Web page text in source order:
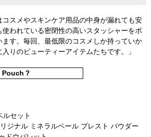
コスメやスキンケア用品の中身が漏れても安
われている密閉性の高いスタッシャーをポ
す。毎回、最低限のコスメしか持っていか
りのビューティーアイテムたちです。」
？
ルセット
ジナル ミネラルベール プレスト パウダー